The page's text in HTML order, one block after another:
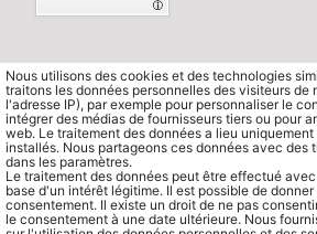
Nous utilisons des cookies et des technologies
traitons les données personnelles des visiteurs de
l'adresse IP), par exemple pour personnaliser le
intégrer des médias de fournisseurs tiers ou pour
web. Le traitement des données a lieu
installés. Nous partageons ces données avec des
dans les paramètres.
Le traitement des données peut être effectué
base d'un intérêt légitime. Il est possible de donner
consentement. Il existe un droit de ne pas
le consentement à une date ultérieure. Nous